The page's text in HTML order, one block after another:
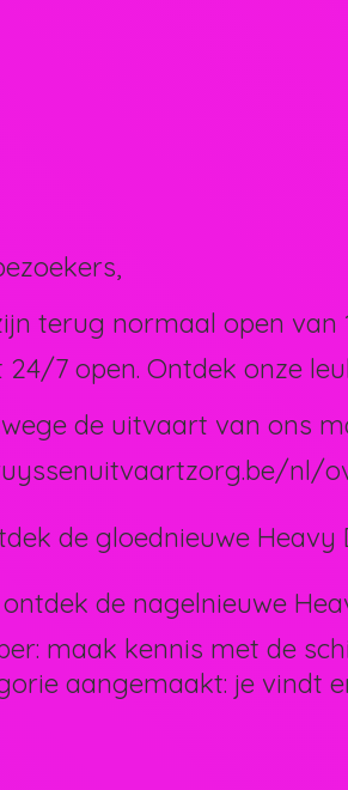
terug normaal open van
7 open. Ontdek onze
de uitvaart van ons
nl/
de gloednieuwe
ontdek de nagelnieuwe
maak kennis met de
aangemaakt: je vindt